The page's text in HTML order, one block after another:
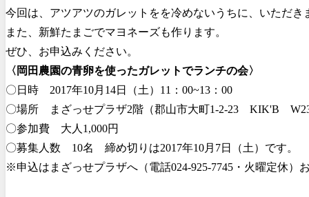
今回は、アツアツのガレットをを冷めないうちに、いただき
また、新鮮たまごでマヨネーズも作ります。
ぜひ、お申込みください。
〈岡田農園の青卵を使ったガレットでランチの会〉
〇日時 2017年10月14日（土）11：00~13：00
〇場所 まざっせプラザ2階（郡山市大町1-2-23 KIK'B
〇参加費 大人1,000円
〇募集人数 10名 締め切りは2017年10月7日（土）です。
※申込はまざっせプラザへ（電話024-925-7745・火曜定休）